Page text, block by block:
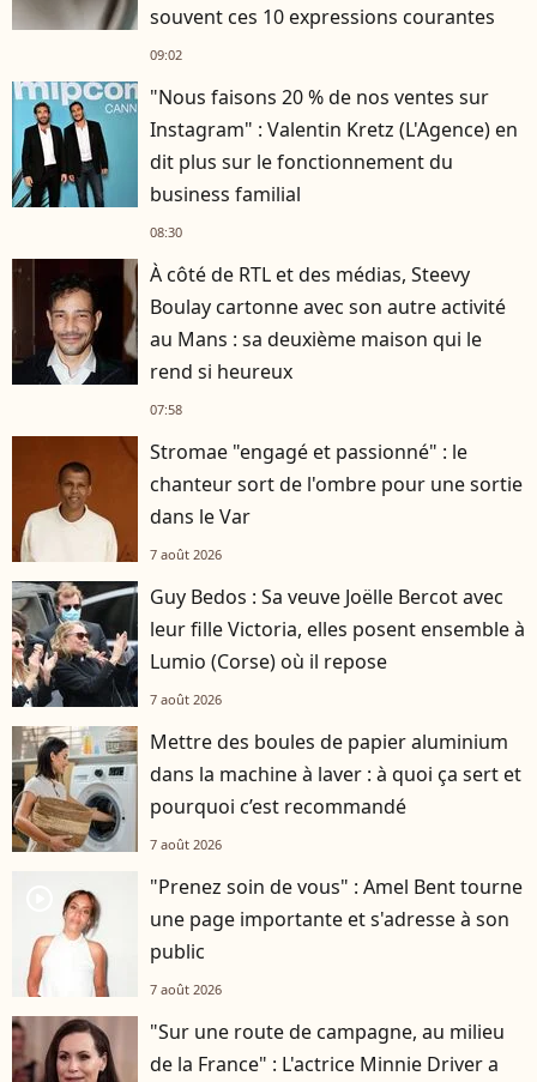
souvent ces 10 expressions courantes
09:02
"Nous faisons 20 % de nos ventes sur
Instagram" : Valentin Kretz (L'Agence) en
dit plus sur le fonctionnement du
business familial
08:30
À côté de RTL et des médias, Steevy
Boulay cartonne avec son autre activité
au Mans : sa deuxième maison qui le
rend si heureux
07:58
Stromae "engagé et passionné" : le
chanteur sort de l'ombre pour une sortie
dans le Var
7 août 2026
Guy Bedos : Sa veuve Joëlle Bercot avec
leur fille Victoria, elles posent ensemble à
Lumio (Corse) où il repose
7 août 2026
Mettre des boules de papier aluminium
dans la machine à laver : à quoi ça sert et
pourquoi c’est recommandé
7 août 2026
"Prenez soin de vous" : Amel Bent tourne
une page importante et s'adresse à son
public
7 août 2026
"Sur une route de campagne, au milieu
de la France" : L'actrice Minnie Driver a